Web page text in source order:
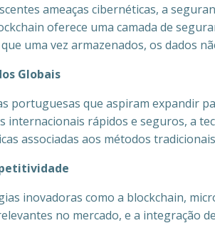
ameaças cibernéticas, a
oferece uma camada de
uma vez armazenados, os dados
Globais
portuguesas que aspiram expandir
internacionais rápidos e seguros, a
associadas aos métodos
inovadoras como a blockchain,
no mercado, e a integração